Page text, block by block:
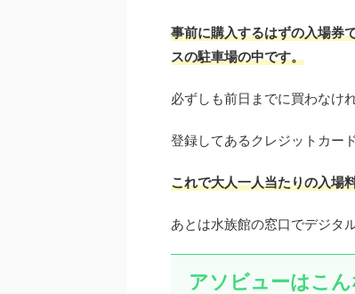
事前に購入するはずの入場券
スの駐車場の中です。
必ずしも前日までに買わなけ
登録してあるクレジットカー
これで大人一人当たりの入場
あとは水族館の窓口でデジタ
アソビューはこ